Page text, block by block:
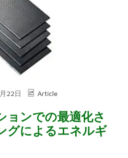
22日 Article
ョンでの最適化さ
グによるエネルギ